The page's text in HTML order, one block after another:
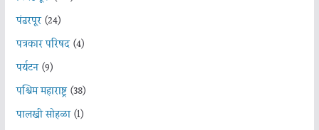
पंढरपूर(24)
पत्रकार परिषद(4)
पर्यटन(9)
पश्चिम महाराष्ट्र(38)
पालखी सोहळा(1)